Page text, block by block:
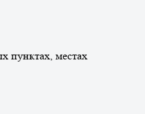
пунктах, местах